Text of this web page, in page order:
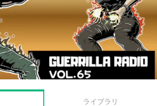
ライブラリ